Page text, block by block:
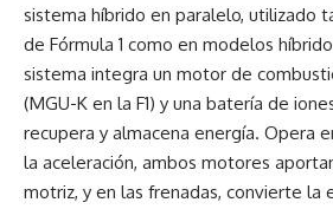
sistema híbrido en paralelo, utilizado
de Fórmula 1 como en modelos
sistema integra un motor de
(MGU-K en la F1) y una batería de
recupera y almacena energía. Opera
la aceleración, ambos motores
motriz, y en las frenadas, convierte la